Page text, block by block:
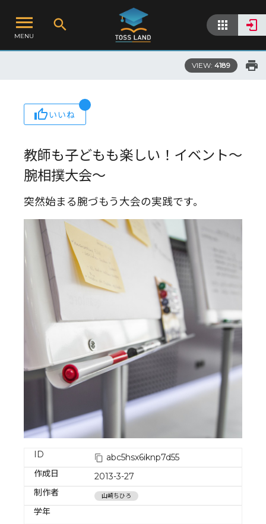
MENU
VIEW: 4189
いいね
教師も子どもも楽しい！イベント～
腕相撲大会～
突然始まる腕づもう大会の実践です。
ID
abc5hsx6iknp7d55
作成日
2013-3-27
制作者
山崎ちひろ
学年